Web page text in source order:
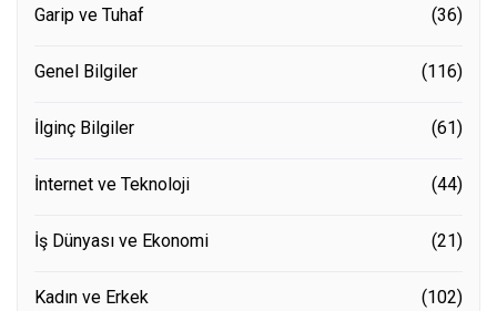
Garip ve Tuhaf (36)
Genel Bilgiler (116)
İlginç Bilgiler (61)
İnternet ve Teknoloji (44)
İş Dünyası ve Ekonomi (21)
Kadın ve Erkek (102)